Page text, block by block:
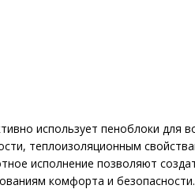
использует пеноблоки для
теплоизоляционным
исполнение позволяют
комфорта и